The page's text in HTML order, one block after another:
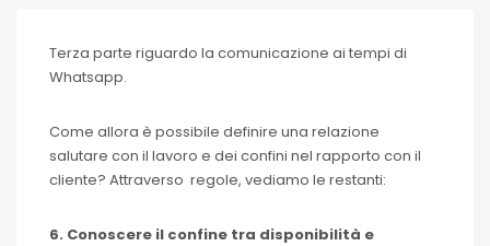
Terza parte riguardo la comunicazione ai tempi di
Whatsapp.
Come allora è possibile definire una relazione
salutare con il lavoro e dei confini nel rapporto con il
cliente? Attraverso regole, vediamo le restanti:
6. Conoscere il confine tra disponibilità e